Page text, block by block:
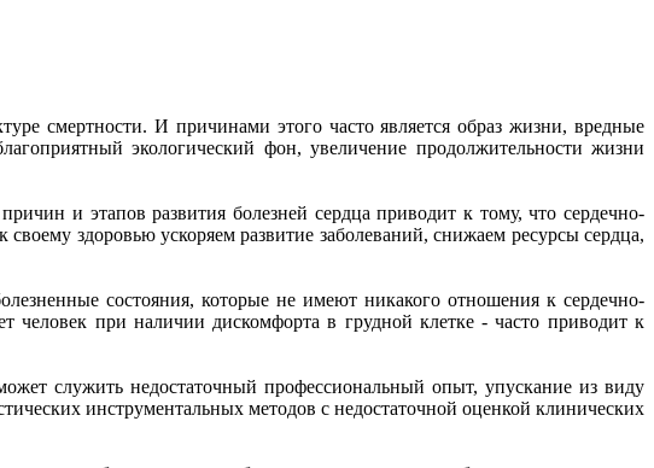
смертности. И причинами этого часто является образ жизни, вредные
экологический фон, увеличение продолжительности жизни
и этапов развития болезней сердца приводит к тому, что сердечно-
здоровью ускоряем развитие заболеваний, снижаем ресурсы сердца,
состояния, которые не имеют никакого отношения к сердечно-
человек при наличии дискомфорта в грудной клетке - часто приводит к
служить недостаточный профессиональный опыт, упускание из виду
инструментальных методов с недостаточной оценкой клинических